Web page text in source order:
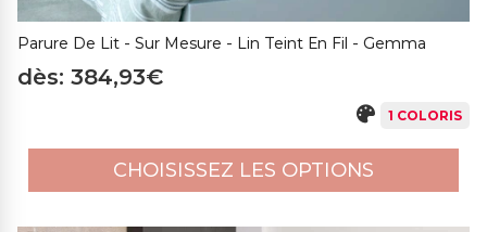
Parure De Lit - Sur Mesure - Lin Teint En Fil - Gemma
dès: 384,93€
1 COLORIS
CHOISISSEZ LES OPTIONS